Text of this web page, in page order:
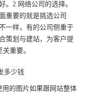
。2.网络公司的选择。
重要的就是挑选公司
一样，有的公司侧重于
策划与建站，为客户提
重要。
的图片如果跟网站整体